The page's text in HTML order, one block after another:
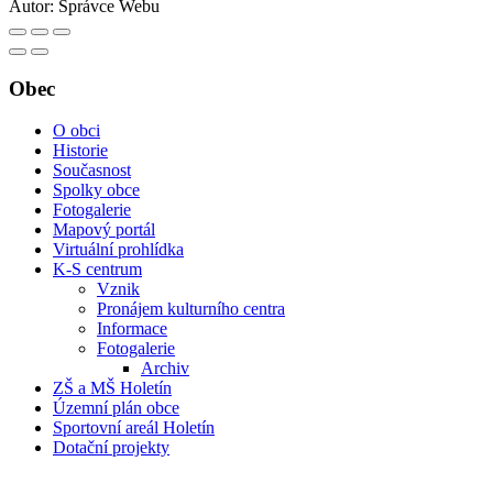
Autor: Správce Webu
Obec
O obci
Historie
Současnost
Spolky obce
Fotogalerie
Mapový portál
Virtuální prohlídka
K-S centrum
Vznik
Pronájem kulturního centra
Informace
Fotogalerie
Archiv
ZŠ a MŠ Holetín
Územní plán obce
Sportovní areál Holetín
Dotační projekty